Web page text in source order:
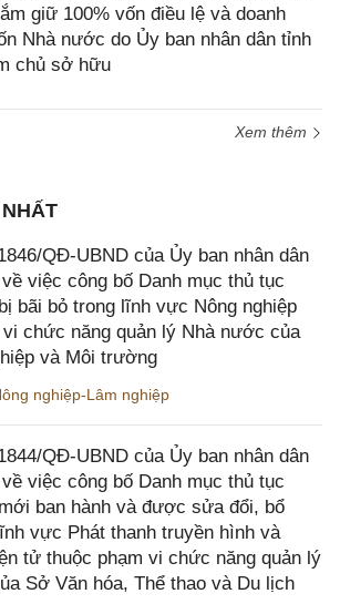
giữ 100% vốn điều lệ và doanh
Nhà nước do Ủy ban nhân dân tỉnh
chủ sở hữu
Xem thêm
QĐ-UBND của Ủy ban nhân dân
việc công bố Danh mục thủ tục
bãi bỏ trong lĩnh vực Nông nghiệp
chức năng quản lý Nhà nước của
và Môi trường
nghiệp-Lâm nghiệp
QĐ-UBND của Ủy ban nhân dân
việc công bố Danh mục thủ tục
ban hành và được sửa đổi, bổ
vực Phát thanh truyền hình và
tử thuộc phạm vi chức năng quản lý
Sở Văn hóa, Thể thao và Du lịch